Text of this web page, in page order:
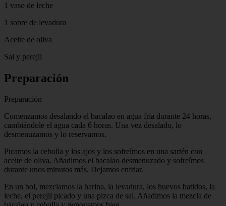
1 vaso de leche
1 sobre de levadura
Aceite de oliva
Sal y perejil
Preparación
Preparación
Comenzamos desalando el bacalao en agua fría durante 24 horas,
cambiándole el agua cada 6 horas. Una vez desalado, lo
desmenuzamos y lo reservamos.
Picamos la cebolla y los ajos y los sofreímos en una sartén con
aceite de oliva. Añadimos el bacalao desmenuzado y sofreímos
durante unos minutos más. Dejamos enfriar.
En un bol, mezclamos la harina, la levadura, los huevos batidos, la
leche, el perejil picado y una pizca de sal. Añadimos la mezcla de